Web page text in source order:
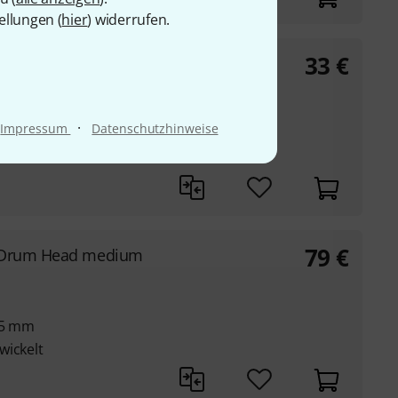
(hier) widerrufen.
Impressum · Datenschutzhinweise
3/4" 33 €
Head medium
mm
79 €